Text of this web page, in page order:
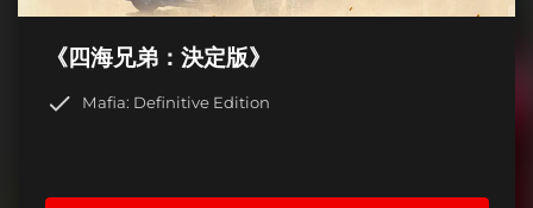
《四海兄弟：決定版》
Mafia: Definitive Edition